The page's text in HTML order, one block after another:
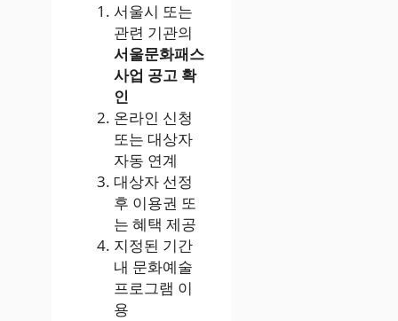
서울시 또는
관련 기관의
서울문화패스
사업 공고 확
인
온라인 신청
또는 대상자
자동 연계
대상자 선정
후 이용권 또
는 혜택 제공
지정된 기간
내 문화예술
프로그램 이
용